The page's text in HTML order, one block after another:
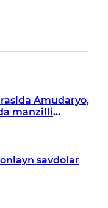
Amudaryo,
manzilli
savdolar